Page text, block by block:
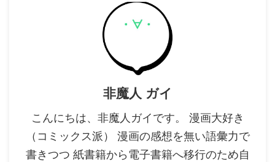
非魔人 ガイ
こんにちは、非魔人ガイです。 漫画大好き
（コミックス派） 漫画の感想を無い語彙力で
書きつつ 紙書籍から電子書籍へ移行のため自